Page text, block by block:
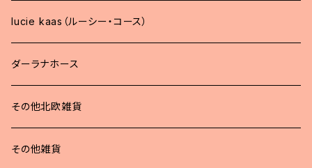
lucie kaas（ルーシー・コース）
ダーラナホース
その他北欧雑貨
その他雑貨